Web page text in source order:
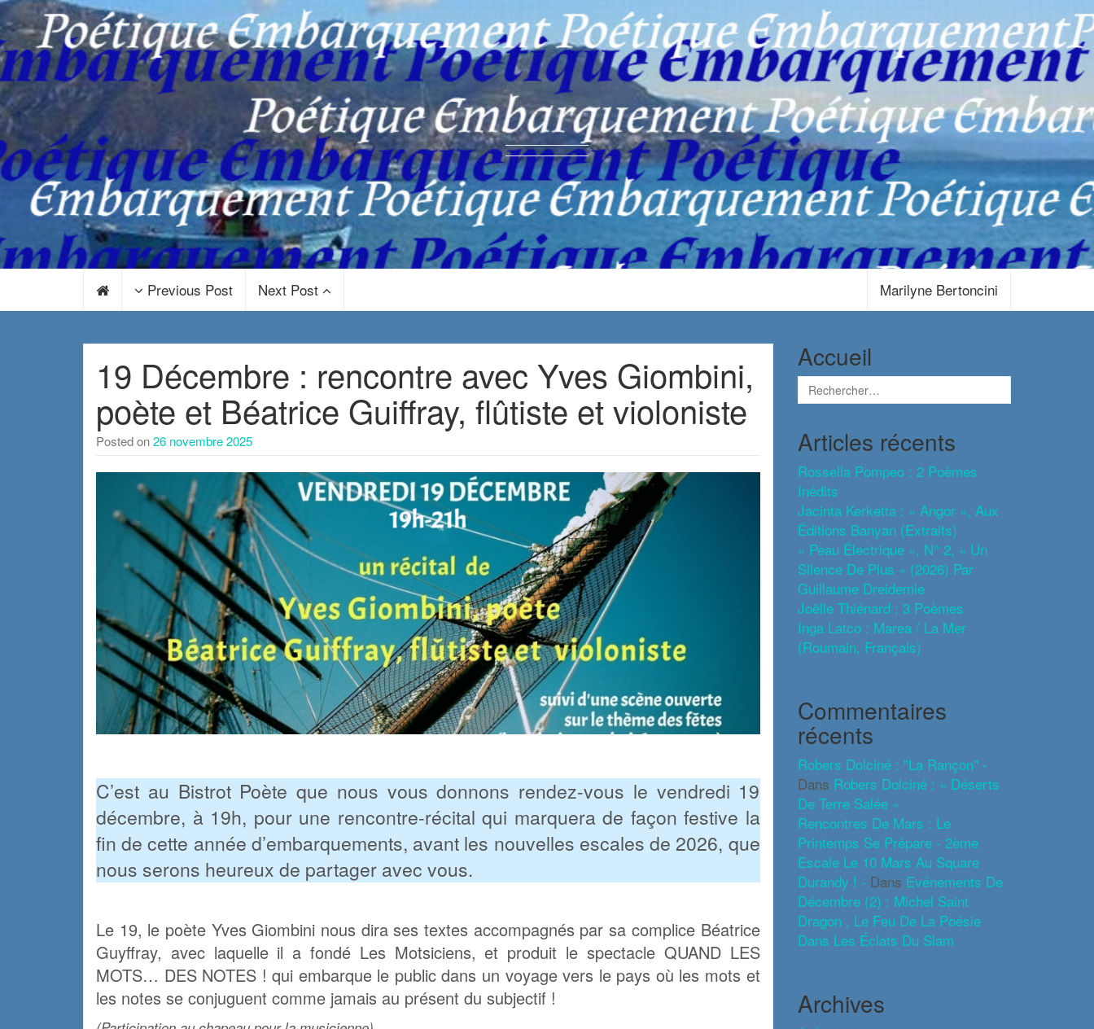
Previous Post Next Post Marilyne Bertoncini
19 Décembre : rencontre avec Yves Giombini,
poète et Béatrice Guiffray, flûtiste et violoniste
Posted on26 novembre 2025
C’est au Bistrot Poète que nous vous donnons rendez-vous le vendredi 19
décembre, à 19h, pour une rencontre-récital qui marquera de façon festive la
fin de cette année d’embarquements, avant les nouvelles escales de 2026, que
nous serons heureux de partager avec vous.
Le 19, le poète Yves Giombini nous dira ses textes accompagnés par sa complice Béatrice
Guyffray, avec laquelle il a fondé Les Motsiciens, et produit le spectacle QUAND LES
MOTS… DES NOTES ! qui embarque le public dans un voyage vers le pays où les mots et
les notes se conjuguent comme jamais au présent du subjectif !
Accueil
Articles récents
Rossella Pompeo : 2 Poèmes
Inédits
Jacinta Kerketta : « Angor », Aux
Éditions Banyan (extraits)
« Peau Électrique », N° 2, « Un
Silence De Plus » (2026) Par
Guillaume Dreidemie
Joëlle Thiénard : 3 Poèmes
Inga Latco : Marea / La Mer
(roumain, Français)
Commentaires
récents
Robers Dolciné : "La Rançon" -
Dans Robers Dolciné : « Déserts
De Terre Salée »
Rencontres De Mars : Le
Printemps Se Prépare - 2ème
Escale Le 10 Mars Au Square
Durandy ! - Dans Evénements De
Décembre (2) : Michel Saint
Dragon , Le Feu De La Poésie
Dans Les Éclats Du Slam
Archives